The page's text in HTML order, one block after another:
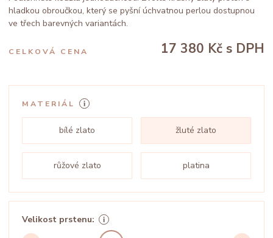
hladkou obroučkou, který se pyšní úchvatnou perlou dostupnou
ve třech barevných variantách.
CELKOVÁ CENA 17 380 Kč s DPH
MATERIÁL
bílé zlato žluté zlato
růžové zlato platina
Velikost prstenu: